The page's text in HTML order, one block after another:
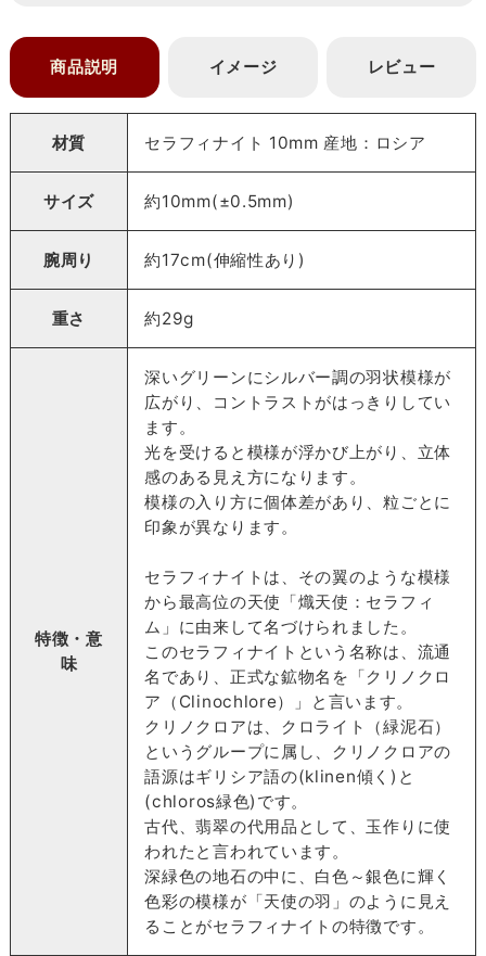
商品説明 イメージ レビュー
材質 セラフィナイト 10mm 産地：ロシア
サイズ 約10mm(±0.5mm)
腕周り 約17cm(伸縮性あり)
重さ 約29g
特徴・意
味
深いグリーンにシルバー調の羽状模様が
広がり、コントラストがはっきりしてい
ます。
光を受けると模様が浮かび上がり、立体
感のある見え方になります。
模様の入り方に個体差があり、粒ごとに
印象が異なります。
セラフィナイトは、その翼のような模様
から最高位の天使「熾天使：セラフィ
ム」に由来して名づけられました。
このセラフィナイトという名称は、流通
名であり、正式な鉱物名を「クリノクロ
ア（Clinochlore）」と言います。
クリノクロアは、クロライト（緑泥石）
というグループに属し、クリノクロアの
語源はギリシア語の(klinen傾く)と
(chloros緑色)です。
古代、翡翠の代用品として、玉作りに使
われたと言われています。
深緑色の地石の中に、白色～銀色に輝く
色彩の模様が「天使の羽」のように見え
ることがセラフィナイトの特徴です。